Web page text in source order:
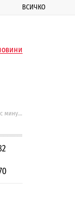
ВСИЧКО
До 2000 бонус минути с 6 приятели